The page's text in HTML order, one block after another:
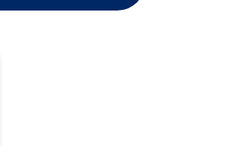
選抜・学校推薦型選抜 募集要項＆願書
短大以外の資料から請求
校の資料請求